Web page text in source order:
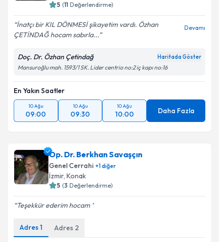
5 (11 Değerlendirme)
İnatçı bir KIL DÖNMESİ şikayetim vardı. Özhan
ÇETİNDAĞ hocam sabırla...
Devamı
Doç. Dr. Özhan Çetindağ Haritada Göster
Mansuroğlu mah. 1593/1 SK. Lider centrio no:2 iç kapı no:16
En Yakın Saatler
10 Ağu
09:00
10 Ağu
09:30
10 Ağu
10:00 Daha Fazla
Op. Dr. Berkhan Savaşçın
Genel Cerrahi +1diğer
İzmir, Konak
5 (3 Değerlendirme)
Teşekkür ederim hocam
Adres 1 Adres 2